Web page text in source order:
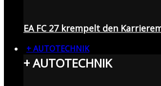
EA FC 27 krempelt den
+ AUTOTECHNIK
+ AUTOTECHNIK